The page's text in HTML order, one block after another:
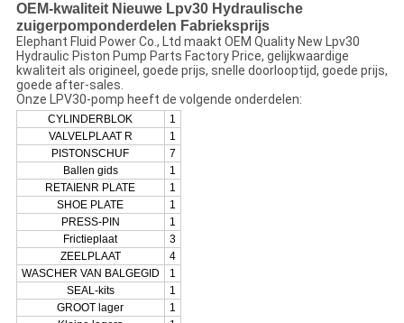
OEM-kwaliteit Nieuwe Lpv30 Hydraulische
zuigerpomponderdelen Fabrieksprijs
Elephant Fluid Power Co., Ltd maakt OEM Quality New Lpv30
Hydraulic Piston Pump Parts Factory Price, gelijkwaardige
kwaliteit als origineel, goede prijs, snelle doorlooptijd, goede prijs,
goede after-sales.
Onze LPV30-pomp heeft de volgende onderdelen:
CYLINDERBLOK
1
VALVELPLAAT R
1
PISTONSCHUF
7
Ballen gids
1
RETAIENR PLATE
1
SHOE PLATE
1
PRESS-PIN
1
Frictieplaat
3
ZEELPLAAT
4
WASCHER VAN BALGEGID
1
SEAL-kits
1
GROOT lager
1